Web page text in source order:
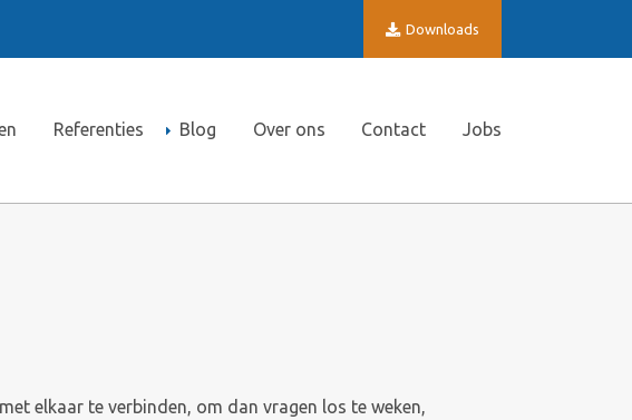
Downloads
Referenties Blog Over ons Contact Jobs
elkaar te verbinden, om dan vragen los te weken,